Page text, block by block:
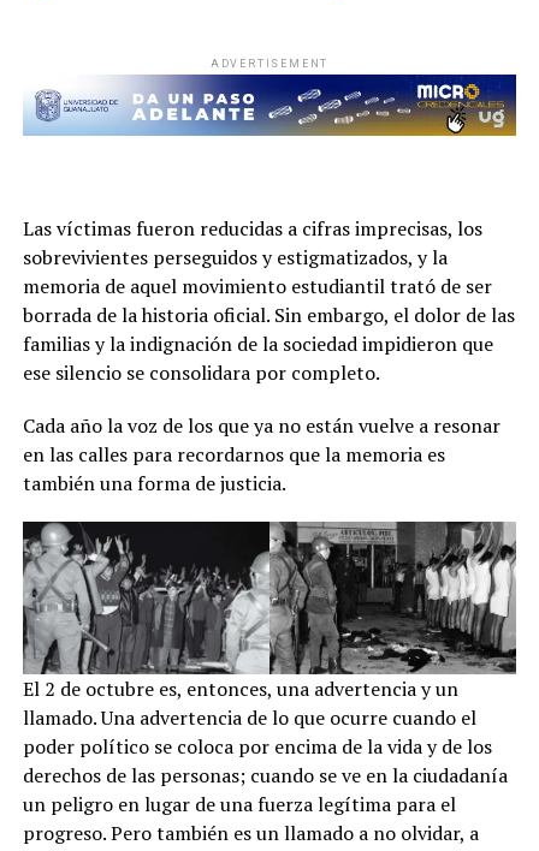
ADVERTISEMENT
Las víctimas fueron reducidas a cifras imprecisas, los
sobrevivientes perseguidos y estigmatizados, y la
memoria de aquel movimiento estudiantil trató de ser
borrada de la historia oficial. Sin embargo, el dolor de las
familias y la indignación de la sociedad impidieron que
ese silencio se consolidara por completo.
Cada año la voz de los que ya no están vuelve a resonar
en las calles para recordarnos que la memoria es
también una forma de justicia.
El 2 de octubre es, entonces, una advertencia y un
llamado. Una advertencia de lo que ocurre cuando el
poder político se coloca por encima de la vida y de los
derechos de las personas; cuando se ve en la ciudadanía
un peligro en lugar de una fuerza legítima para el
progreso. Pero también es un llamado a no olvidar, a